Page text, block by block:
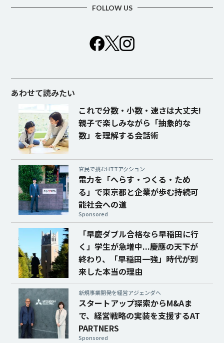
あわせて読みたい
これで分数・小数・速さは大丈夫!
親子で楽しみながら「抽象的な
数」を理解する会話術
官民で挑むHTTアクション
電力を「へらす・つくる・ため
る」で東京都と企業が歩む持続可
能社会への道
Sponsored
「早慶ダブル合格なら早稲田に行
く」学生が急増中...慶應の天下が
終わり、「早稲田一強」時代が到
来した本当の理由
新規事業開発を経営アジェンダへ
スタートアップ探索からM&Aま
で、経営戦略の実装を支援するAT
PARTNERS
Sponsored